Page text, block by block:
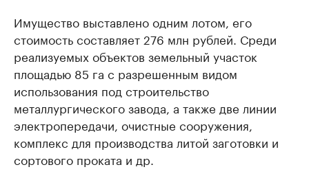
Имущество выставлено одним лотом, его
стоимость составляет 276 млн рублей. Среди
реализуемых объектов земельный участок
площадью 85 га с разрешенным видом
использования под строительство
металлургического завода, а также две линии
электропередачи, очистные сооружения,
комплекс для производства литой заготовки и
сортового проката и др.